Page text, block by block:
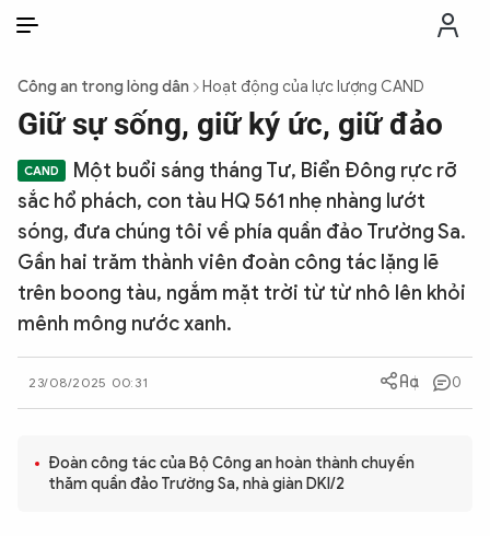
THỜI SỰ
CHỐNG DIỄN BIẾN HÒA BÌNH
CÔNG AN TRONG LÒNG DÂN
XÃ HỘI
PHÁP LUẬT
Công an trong lòng dân Hoạt động của lực lượng CAND
Giữ sự sống, giữ ký ức, giữ đảo
Một buổi sáng tháng Tư, Biển Đông rực rỡ
sắc hổ phách, con tàu HQ 561 nhẹ nhàng lướt
sóng, đưa chúng tôi về phía quần đảo Trường Sa.
Gần hai trăm thành viên đoàn công tác lặng lẽ
trên boong tàu, ngắm mặt trời từ từ nhô lên khỏi
mênh mông nước xanh.
23/08/2025 00:31 0
Đoàn công tác của Bộ Công an hoàn thành chuyến
thăm quần đảo Trường Sa, nhà giàn DKI/2